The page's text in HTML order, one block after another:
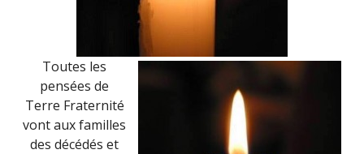
Toutes les
pensées de
Terre Fraternité
vont aux familles
des décédés et